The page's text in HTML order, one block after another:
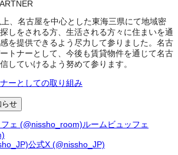
、名古屋を中心とした東海三県にて地域密
しをされる方、生活される方々に住まいを通
を提供できるよう尽力して参りました。名古
トナーとして、今後も賃貸物件を通じて名古
していけるよう努めて参ります。
ーとしての取り組み
らせ
ルームビュッフェ
公式X (@nissho_JP)